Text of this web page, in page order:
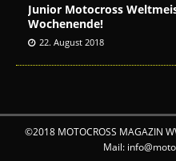
Junior Motocross
Wochenende!
22. August 2018
©2018 MOTOCROSS MAGAZIN
Mail: